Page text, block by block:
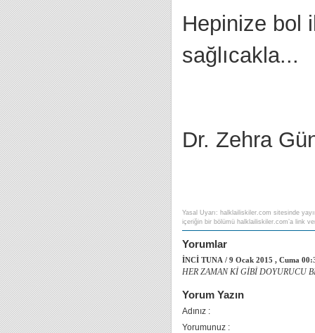
Hepinize bol
sağlıcakla...
Dr. Zehra
Yasal Uyarı: halklailiskiler.com sitesinde
içeriğin bir bölümü halklailiskiler.com’a link
Yorumlar
İNCİ TUNA / 9 Ocak 2015 , Cuma
HER ZAMAN Kİ GİBİ DOYURUCU
Yorum Yazın
Adınız :
Yorumunuz :